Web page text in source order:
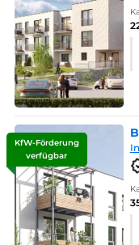
KfW-Förderung
verfügbar